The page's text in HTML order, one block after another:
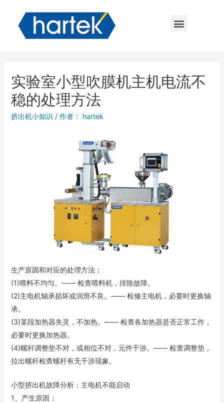
实验室小型吹膜机主机电流不
稳的处理方法
挤出机小知识 / 作者： hartek
生产原因和对应的处理方法：
(1)喂料不均匀。—— 检查喂料机，排除故障。
(2)主电机轴承损坏或润滑不良。—— 检修主电机，必要时更换轴
承。
(3)某段加热器失灵，不加热。—— 检查各加热器是否正常工作，
必要时更换加热器。
(4)螺杆调整垫不对，或相位不对，元件干涉。—— 检查调整垫，
拉出螺杆检查螺杆有无干涉现象。
小型挤出机故障分析：主电机不能启动
1、产生原因：